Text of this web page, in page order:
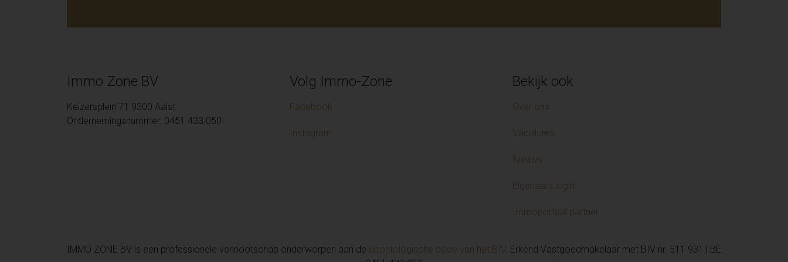
Immo Zone BV
Keizersplein 71 9300 Aalst
Ondernemingsnummer: 0451.433.050
Volg Immo-Zone
Facebook
Instagram
Bekijk ook
Over ons
Vacatures
Nieuws
Eigenaars login
Immoportaal partner
IMMO ZONE BV is een professionele vennootschap onderworpen aan de deontologische code van het BIV. Erkend Vastgoedmakelaar met BIV nr. 511 931 | BE